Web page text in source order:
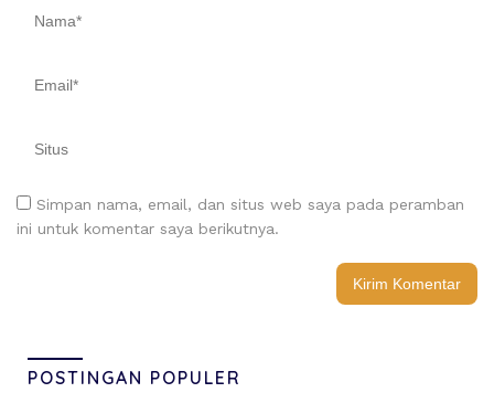
Simpan nama, email, dan situs web saya pada peramban
ini untuk komentar saya berikutnya.
POSTINGAN POPULER